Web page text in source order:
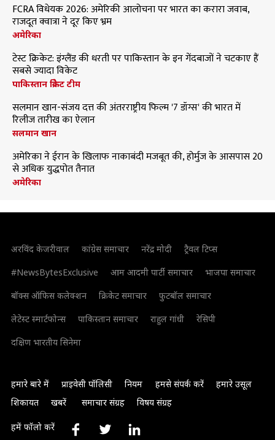
FCRA विधेयक 2026: अमेरिकी आलोचना पर भारत का करारा जवाब,
राजदूत क्वात्रा ने दूर किए भ्रम
अमेरिका
टेस्ट क्रिकेट: इंग्लैंड की धरती पर पाकिस्तान के इन गेंदबाजों ने चटकाए हैं
सबसे ज्यादा विकेट
पाकिस्तान क्रिकेट टीम
सलमान खान-संजय दत्त की अंतरराष्ट्रीय फिल्म '7 डॉग्स' की भारत में
रिलीज तारीख का ऐलान
सलमान खान
अमेरिका ने ईरान के खिलाफ नाकाबंदी मजबूत की, होर्मुज के आसपास 20
से अधिक युद्धपोत तैनात
अमेरिका
अरविंद केजरीवाल कांग्रेस समाचार नरेंद्र मोदी
ट्रैवल टिप्स
#NewsBytesExclusive
आम आदमी पार्टी समाचार
भाजपा समाचार
बॉक्स ऑफिस कलेक्शन
क्रिकेट समाचार
फुटबॉल समाचार
लेटेस्ट स्मार्टफोन्स
पाकिस्तान समाचार राहुल गांधी
रेसिपी
दक्षिण भारतीय सिनेमा
हमारे बारे में प्राइवेसी पॉलिसी नियम हमसे संपर्क करें
हमारे उसूल
शिकायत
खबरें समाचार संग्रह विषय संग्रह
हमें फॉलो करें